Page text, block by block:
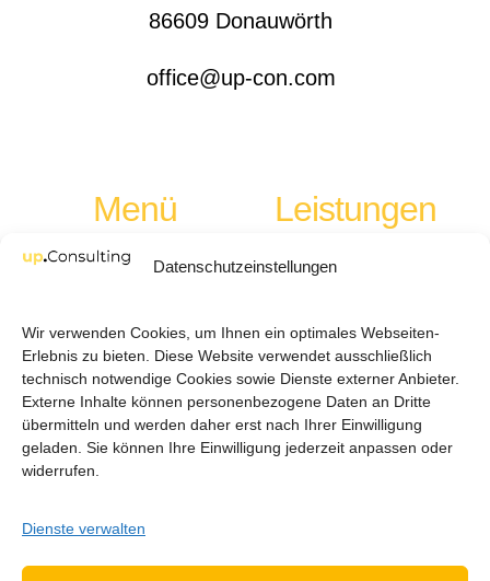
Datenschutzeinstellungen
Wir verwenden Cookies, um Ihnen ein optimales Webseiten-
Erlebnis zu bieten. Diese Website verwendet ausschließlich
technisch notwendige Cookies sowie Dienste externer Anbieter.
Externe Inhalte können personenbezogene Daten an Dritte
übermitteln und werden daher erst nach Ihrer Einwilligung
geladen. Sie können Ihre Einwilligung jederzeit anpassen oder
widerrufen.
Dienste verwalten
86609 Donauwörth
office@up-con.com
Menü
Leistungen
News
Leistungen
Strategieentwicklung
Go-to-Market
Informationen
Impressum